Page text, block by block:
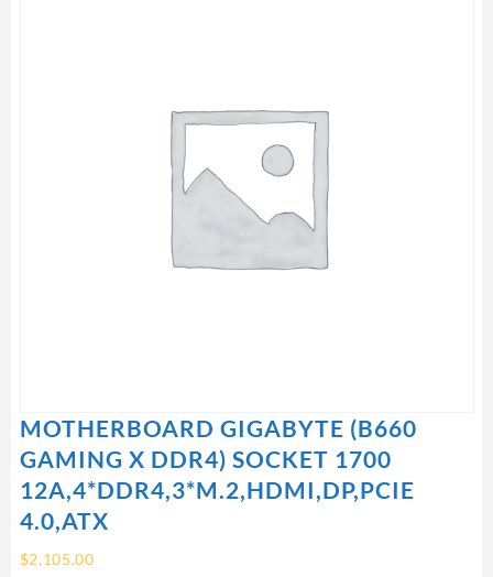
MOTHERBOARD GIGABYTE (B660
GAMING X DDR4) SOCKET 1700
12A,4*DDR4,3*M.2,HDMI,DP,PCIE
4.0,ATX
$2,105.00